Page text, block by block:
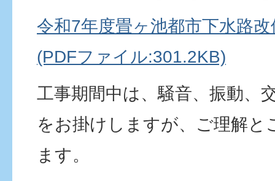
令和7年度畳ヶ池都市下水路
(PDFファイル:301.2KB)
工事期間中は、騒音、振動、
をお掛けしますが、ご理解と
ます。